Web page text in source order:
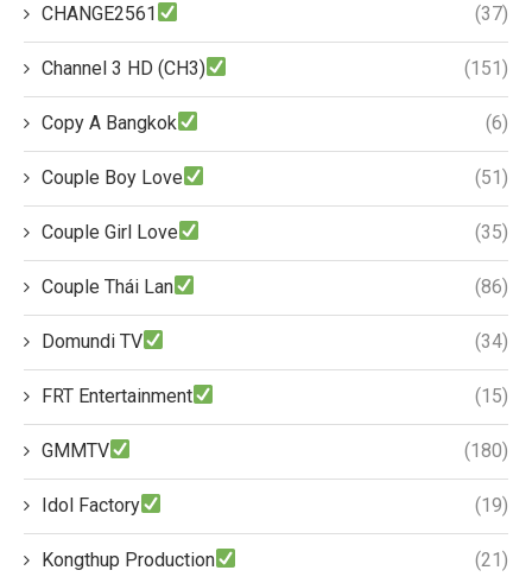
CHANGE2561 (37)
Channel 3 HD (CH3) (151)
Copy A Bangkok (6)
Couple Boy Love (51)
Couple Girl Love (35)
Couple Thái Lan (86)
Domundi TV (34)
FRT Entertainment (15)
GMMTV (180)
Idol Factory (19)
Kongthup Production (21)